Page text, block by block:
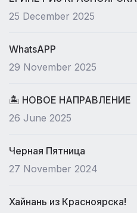
25 December 2025
WhatsAPP
29 November 2025
🏝 НОВОЕ НАПРАВЛЕНИЕ
26 June 2025
Черная Пятница
27 November 2024
Хайнань из Красноярска!